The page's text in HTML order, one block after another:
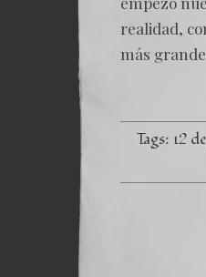
realidad,
más
Tags: 12